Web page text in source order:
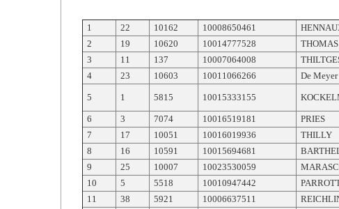
1 22 10162 10008650461
2
19 10620 10014777528 THOMAS
3
11 137 10007064008
4
23 10603 10011066266 De Meyer
5 1 5815 10015333155
6 3 7074 10016519181 PRIES
7
17 10051 10016019936 THILLY
8
16 10591 10015694681
9
25 10007 10023530059
10
5 5518 10010947442
11
38 5921 10006637511